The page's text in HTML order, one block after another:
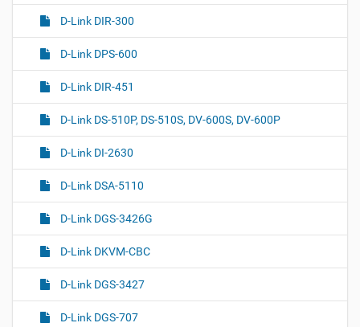
D-Link DIR-300
D-Link DPS-600
D-Link DIR-451
D-Link DS-510P, DS-510S, DV-600S, DV-600P
D-Link DI-2630
D-Link DSA-5110
D-Link DGS-3426G
D-Link DKVM-CBC
D-Link DGS-3427
D-Link DGS-707